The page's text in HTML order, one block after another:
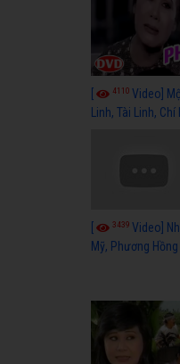
4110 Video]
Linh, Tài Linh, Chí
3439 Video]
Mỹ, Phương